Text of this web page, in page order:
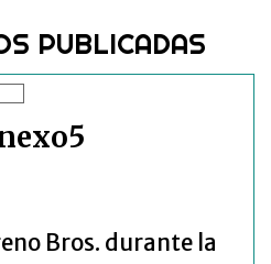
PUBLICADAS
Bros. durante la